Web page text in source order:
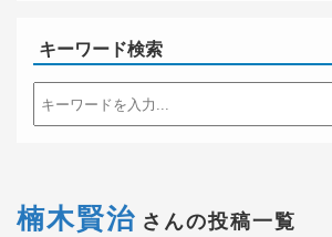
キーワード検索
楠木賢治 さんの投稿一覧